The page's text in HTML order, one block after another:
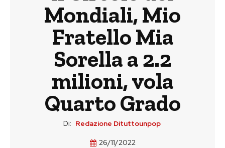
Mondiali, Mio
Fratello Mia
Sorella a 2.2
milioni, vola
Quarto Grado
Di: Redazione Dituttounpop
26/11/2022